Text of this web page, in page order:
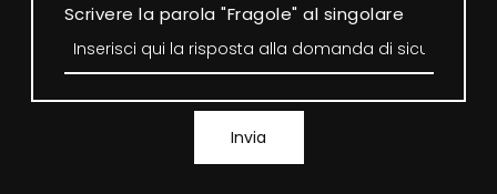
Scrivere la parola "Fragole" al singolare
Invia